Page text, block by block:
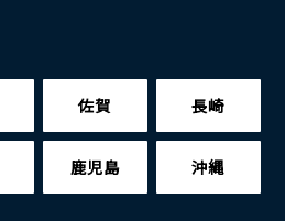
佐賀 長崎
鹿児島 沖縄